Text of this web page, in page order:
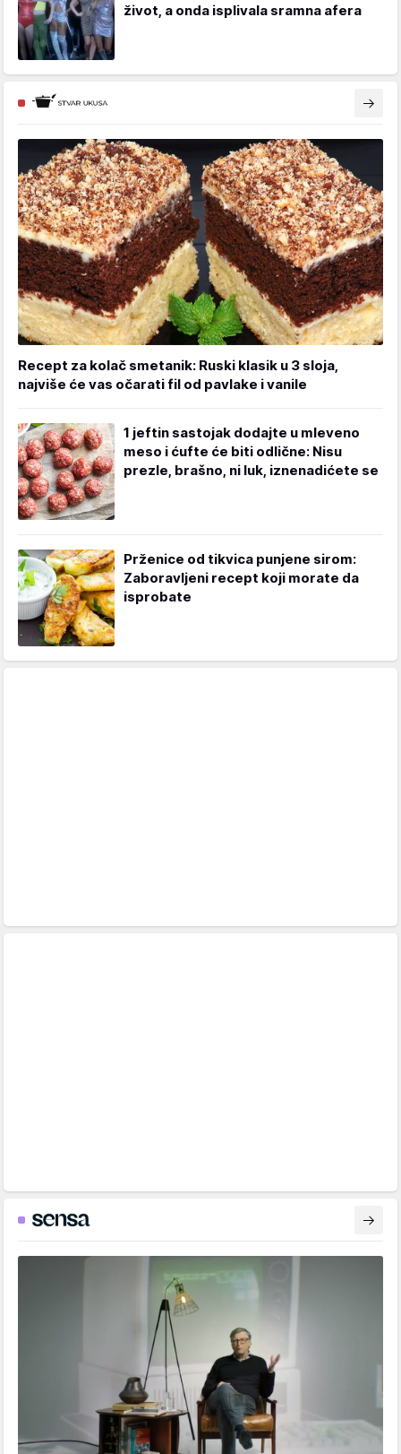
život, a onda isplivala sramna afera
Recept za kolač smetanik: Ruski klasik u 3 sloja,
najviše će vas očarati fil od pavlake i vanile
1 jeftin sastojak dodajte u mleveno
meso i ćufte će biti odlične: Nisu
prezle, brašno, ni luk, iznenadićete se
Prženice od tikvica punjene sirom:
Zaboravljeni recept koji morate da
isprobate